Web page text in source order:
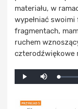
materiału, w
wypełniać
fragmentach,
ruchem
czterodźwiękowe
Play
Loaded:
0%
Progress:
0%